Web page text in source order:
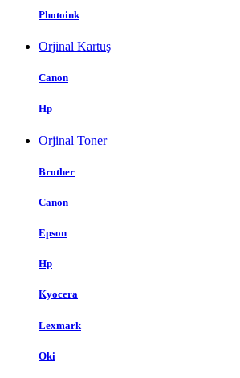
Photoink
Orjinal Kartuş
Canon
Hp
Orjinal Toner
Brother
Canon
Epson
Hp
Kyocera
Lexmark
Oki